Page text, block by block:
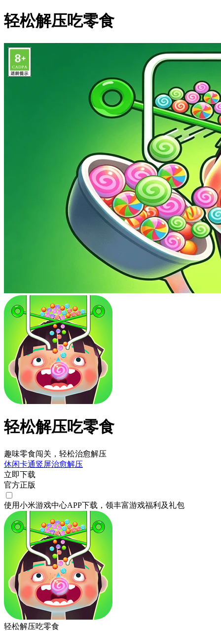
轻松解压吃零食
轻松解压吃零食
趣味零食闯关，轻松治愈解压
休闲卡通竖屏治愈解压
立即下载
官方正版
使用小米游戏中心APP下载 ，领丰富游戏福利 及礼包
轻松解压吃零食